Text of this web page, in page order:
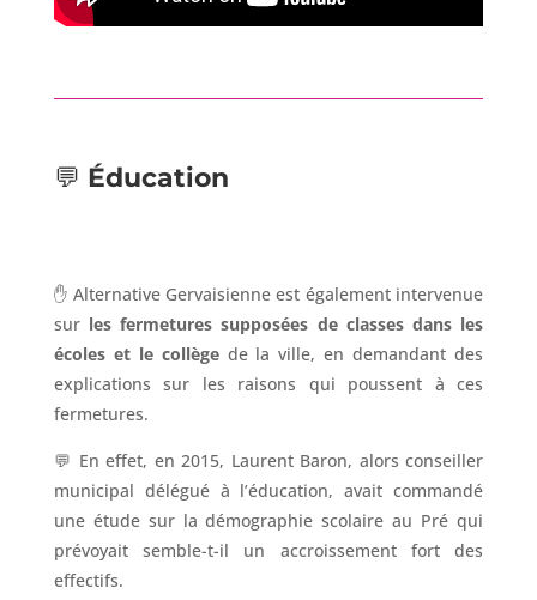
💬 Éducation
✋ Alternative Gervaisienne est également intervenue
sur les fermetures supposées de classes dans les
écoles et le collègede la ville, en demandant des
explications sur les raisons qui poussent à ces
fermetures.
💬 En effet, en 2015, Laurent Baron, alors conseiller
municipal délégué à l’éducation, avait commandé
une étude sur la démographie scolaire au Pré qui
prévoyait semble-t-il un accroissement fort des
effectifs.